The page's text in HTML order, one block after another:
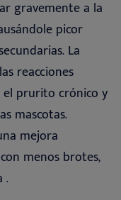
gravemente a la
picor
La
reacciones
el prurito crónico y
mascotas.
mejora
menos brotes,
.